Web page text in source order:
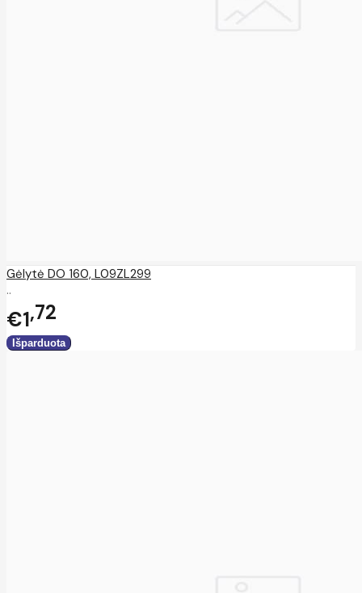
Gėlytė DO 160, L09ZL299
..
€1 72